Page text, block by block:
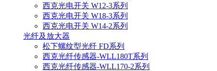
西克光电开关 W12-3系列
西克光电开关 W18-3系列
西克光电开关 W14-2系列
光纤及放大器
松下螺纹型光纤 FD系列
西克光纤传感器-WLL180T系列
西克光纤传感器-WLL170-2系列